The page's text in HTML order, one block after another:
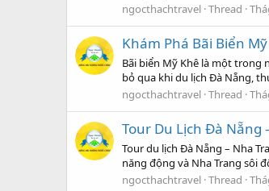
ngocthachtravel Thread
Khám Phá Bãi Biển
Bãi biển Mỹ Khê là một
bỏ qua khi du lịch Đà Nẵng,
ngocthachtravel Thread
Tour Du Lịch Đà Nẵng
Tour du lịch Đà Nẵng – Nha
năng động và Nha Trang sôi
ngocthachtravel Thread